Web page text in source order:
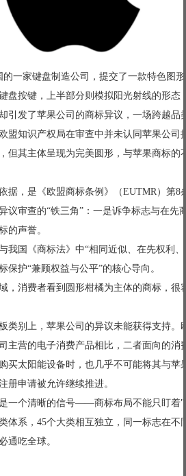
家键盘制造公司，提交了一款特色图
盘按键，上半部分则模拟阳光射线的形
发了苹果公司的商标异议，一场跨越品
知识产权局在审查中并未认同苹果公司
但其主体呈现为完美圆形，与苹果商标
，是《欧盟商标条例》（EUTMR）第8
议审查的“铁三角”：一是诉争标志与在
的声誉。
国《商标法》中“相同近似、在先权利、
保护“兼顾权益与公平”的核心导向。
消费者看到圆形柑橘为主体的商标，很
别上，苹果公司的异议未能获得支持。
主营的电子消费产品相比，二者面向的
买太阳能设备时，也几乎不可能将其与
册申请被允许继续推进。
个清晰的信号——商标布局不能只盯着"
体系，45个大类相互独立，同一标志在
通吃全球。